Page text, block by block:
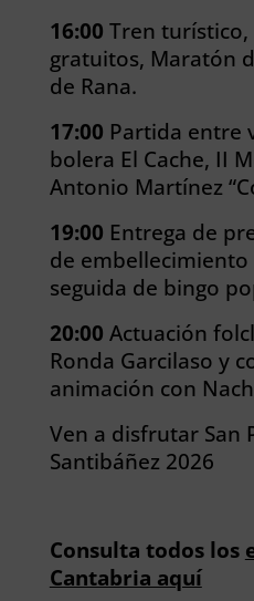
16:00 Tren turístico,
gratuitos, Maratón
de Rana.
17:00 Partida entre
bolera El Cache, II
Antonio Martínez
19:00 Entrega de
de embellecimiento
seguida de bingo
20:00 Actuación
Ronda Garcilaso y
animación con
Ven a disfrutar San
Santibáñez 2026
Consulta todos los
Cantabria aquí